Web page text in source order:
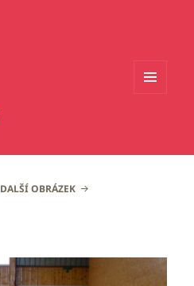
DALŠÍ OBRÁZEK